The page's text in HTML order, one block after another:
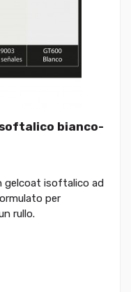
bianco-
gelcoat isoftalico ad
per
rullo.